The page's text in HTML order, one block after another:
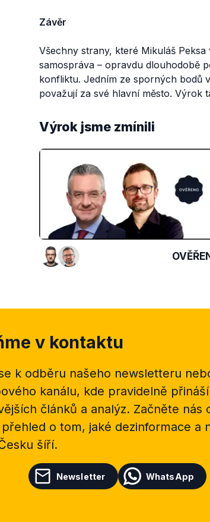
Závěr
Všechny strany, které Mikuláš
samospráva – opravdu dlouhodobě
konfliktu. Jedním ze sporných bodů
považují za své hlavní město. Výrok
Výrok jsme zmínili
v kontaktu
k odběru našeho newsletteru
kanálu, kde pravidelně
článků a analýz. Začněte nás
o tom, jaké dezinformace a
šíří.
Newsletter WhatsApp